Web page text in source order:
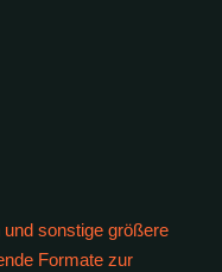
sonstige größere
Formate zur